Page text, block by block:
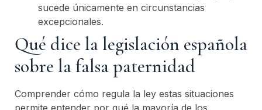
sucede únicamente en circunstancias
excepcionales.
Qué dice la legislación española
sobre la falsa paternidad
Comprender cómo regula la ley estas situaciones
permite entender por qué la mayoría de los